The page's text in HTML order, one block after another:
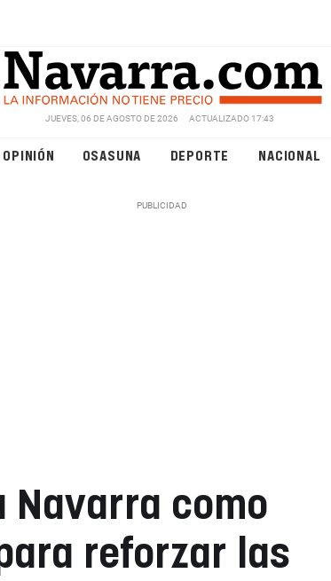
JUEVES, 06 DE AGOSTO DE 2026 ACTUALIZADO 17:43
OPINIÓN OSASUNA DEPORTE NACIONAL
Navarra como
reforzar las